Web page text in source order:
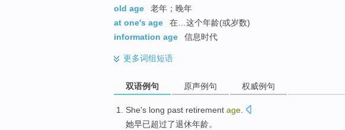
old age
老年；晚年
at one's age
在…这个年龄(或岁数)
information age
信息时代
更多词组短语
双语例句 原声例句 权威例句
She's long past retirement age
她早已超过了退休年龄。